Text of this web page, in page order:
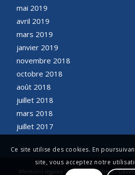
mai 2019
avril 2019
mars 2019
janvier 2019
novembre 2018
octobre 2018
août 2018
juillet 2018
mars 2018
juillet 2017
Mentions légales - Conception Origo -
Ce site utilise des cookies. En
site, vous acceptez notre